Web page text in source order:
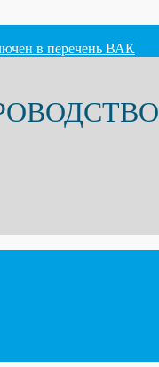
в перечень ВАК